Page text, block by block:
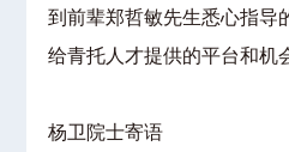
到前辈郑哲敏先生悉心指导
给青托人才提供的平台和机
杨卫院士寄语